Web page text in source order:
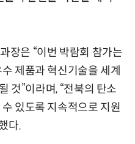
장은 “이번 박람회 참가는
제품과 혁신기술을 세계
것”이라며, “전북의 탄소
있도록 지속적으로 지원
다.